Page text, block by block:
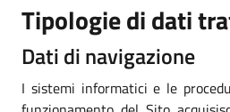
Tipologie di dati
Dati di navigazione
I sistemi informatici e le